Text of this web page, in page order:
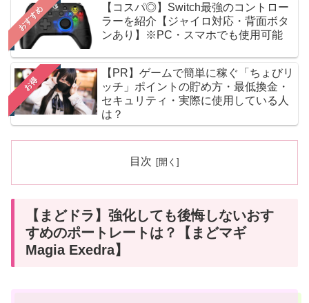
おすすめ
【コスパ◎】Switch最強のコントロー
ラーを紹介【ジャイロ対応・背面ボタ
ンあり】※PC・スマホでも使用可能
お得
【PR】ゲームで簡単に稼ぐ「ちょびリ
ッチ」ポイントの貯め方・最低換金・
セキュリティ・実際に使用している人
は？
目次
【まどドラ】強化しても後悔しないおす
すめのポートレートは？【まどマギ
Magia Exedra】